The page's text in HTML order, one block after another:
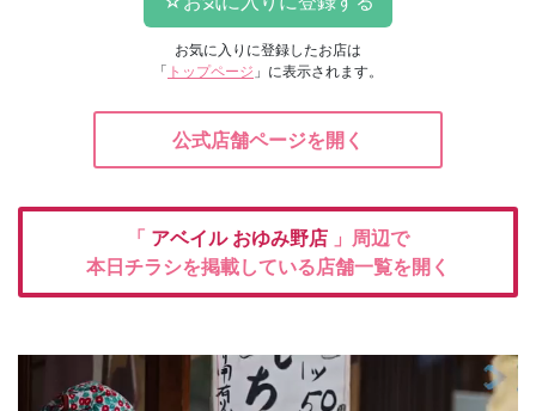
お気に入りに登録したお店は
「 トップページ 」に表示されます。
公式店舗ページを開く
「 アベイル おゆみ野店 」周辺で
本日チラシを掲載している店舗一覧を開く